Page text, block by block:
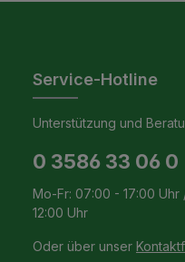
Service-Hotline
Unterstützung und
0 3586 33 06 0
Mo-Fr: 07:00 - 17:00 Uhr
12:00 Uhr
Oder über unser